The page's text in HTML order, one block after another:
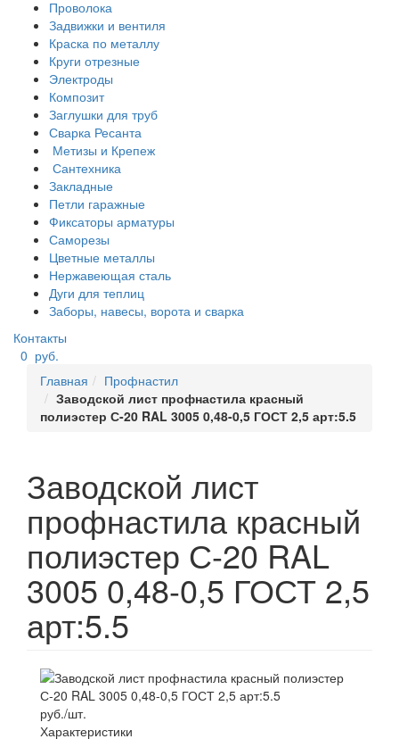
Проволока
Задвижки и вентиля
Краска по металлу
Круги отрезные
Электроды
Композит
Заглушки для труб
Сварка Ресанта
Метизы и Крепеж
Сантехника
Закладные
Петли гаражные
Фиксаторы арматуры
Саморезы
Цветные металлы
Нержавеющая сталь
Дуги для теплиц
Заборы, навесы, ворота и сварка
Контакты
0 руб.
Главная
Профнастил
Заводской лист профнастила красный
полиэстер С-20 RAL 3005 0,48-0,5 ГОСТ 2,5 арт:5.5
Заводской лист
профнастила красный
полиэстер С-20 RAL
3005 0,48-0,5 ГОСТ 2,5
арт:5.5
руб./шт.
Характеристики